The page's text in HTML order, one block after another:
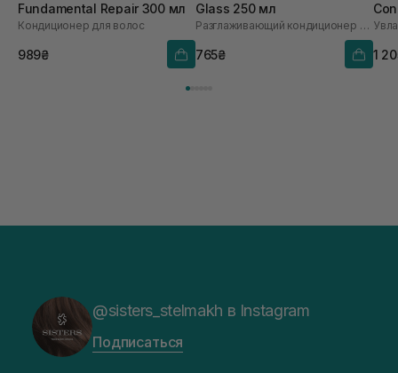
Fundamental Repair 300 мл
Кондиционер для волос
989₴
Glass 250 мл
Разглаживающий кондиционер для волос
765₴ 1
@sisters_stelmakh в Instagram
Подписаться